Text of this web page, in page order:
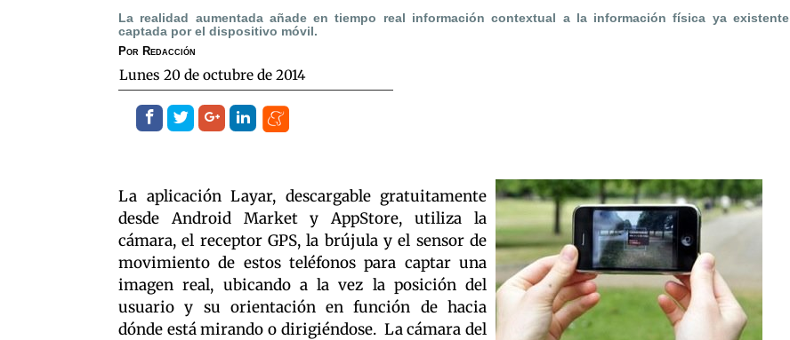
La realidad aumentada añade en tiempo real información contextual a la información física ya existente
captada por el dispositivo móvil.
Por Redacción
lunes 20 de octubre de 2014
La aplicación Layar, descargable gratuitamente
desde Android Market y AppStore, utiliza la
cámara, el receptor GPS, la brújula y el sensor de
movimiento de estos teléfonos para captar una
imagen real, ubicando a la vez la posición del
usuario y su orientación en función de hacia
dónde está mirando o dirigiéndose. La cámara del